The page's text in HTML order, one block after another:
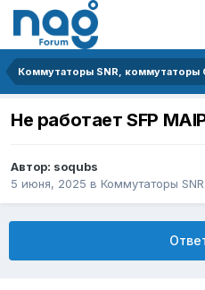
Коммутаторы SNR, коммутаторы
Не работает SFP
Автор: soqubs
5 июня, 2025 в Коммутаторы